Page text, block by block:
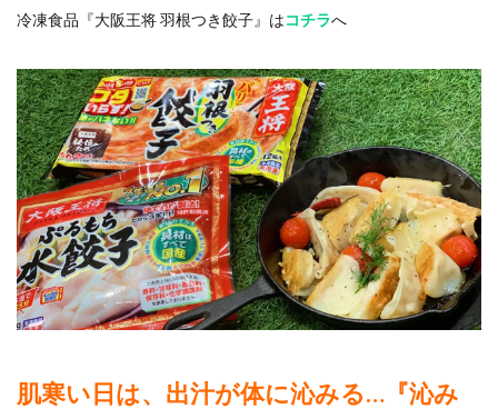
冷凍食品『大阪王将 羽根つき餃子』はコチラへ
肌寒い日は、出汁が体に沁みる…『沁み